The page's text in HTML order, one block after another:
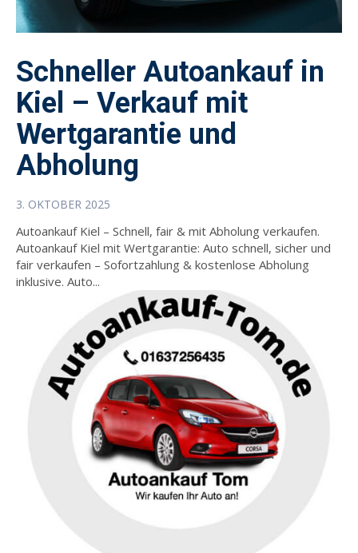
Schneller Autoankauf in
Kiel – Verkauf mit
Wertgarantie und
Abholung
3. OKTOBER 2025
Autoankauf Kiel – Schnell, fair & mit Abholung verkaufen.
Autoankauf Kiel mit Wertgarantie: Auto schnell, sicher und
fair verkaufen – Sofortzahlung & kostenlose Abholung
inklusive. Auto...